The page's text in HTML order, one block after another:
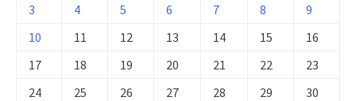
3
4 5 6 7 8
9
10
11 12 13 14 15
16
17
18 19 20 21 22
23
24
25 26 27 28 29
30